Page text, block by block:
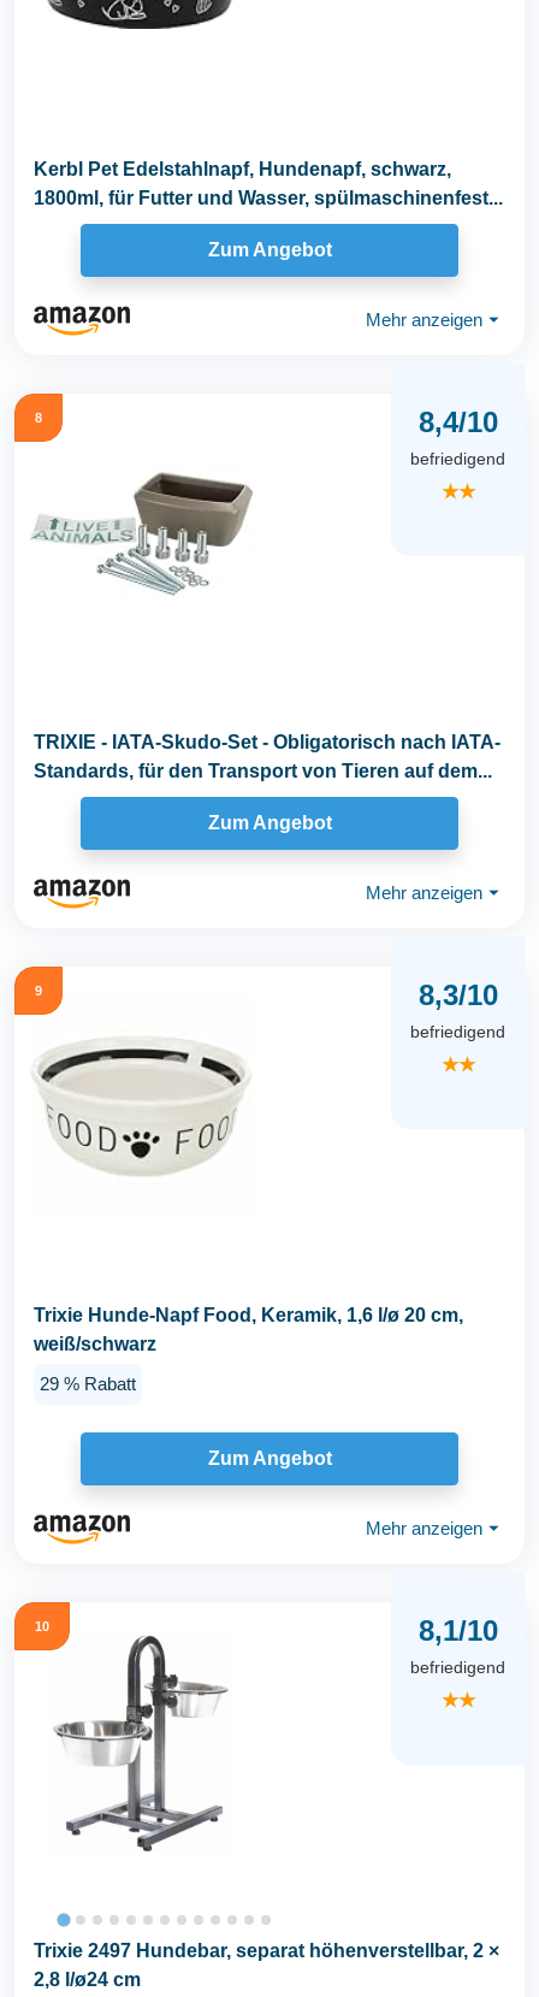
Kerbl Pet Edelstahlnapf, Hundenapf, schwarz,
1800ml, für Futter und Wasser, spülmaschinenfest...
Zum Angebot
Mehr anzeigen ⏷
8 8,4/10
befriedigend
★★
TRIXIE - IATA-Skudo-Set - Obligatorisch nach IATA-
Standards, für den Transport von Tieren auf dem...
Zum Angebot
Mehr anzeigen ⏷
9 8,3/10
befriedigend
★★
Trixie Hunde-Napf Food, Keramik, 1,6 l/ø 20 cm,
weiß/schwarz
29 % Rabatt
Zum Angebot
Mehr anzeigen ⏷
10 8,1/10
befriedigend
★★
Trixie 2497 Hundebar, separat höhenverstellbar, 2 ×
2,8 l/ø24 cm